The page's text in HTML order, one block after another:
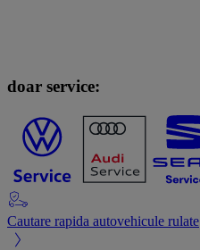
doar service:
Cautare rapida autovehicule rulate